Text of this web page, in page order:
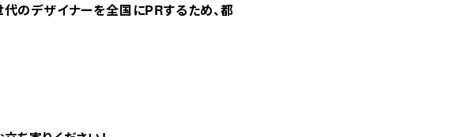
のデザイナーを全国にPRするため、都